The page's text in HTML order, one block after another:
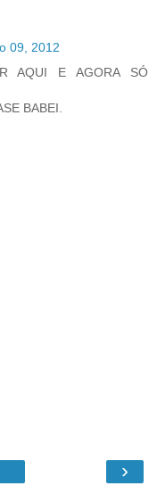
09, 2012
AQUI E AGORA SÓ
BABEI.
›